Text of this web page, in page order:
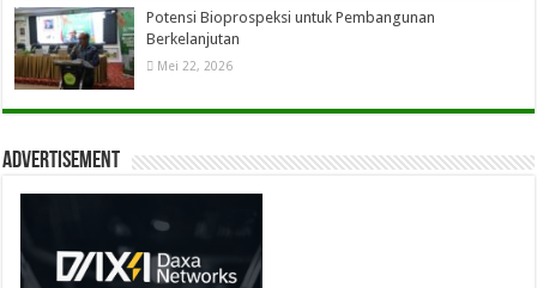
Potensi Bioprospeksi untuk Pembangunan
Berkelanjutan
Mei 22, 2026
Advertisement